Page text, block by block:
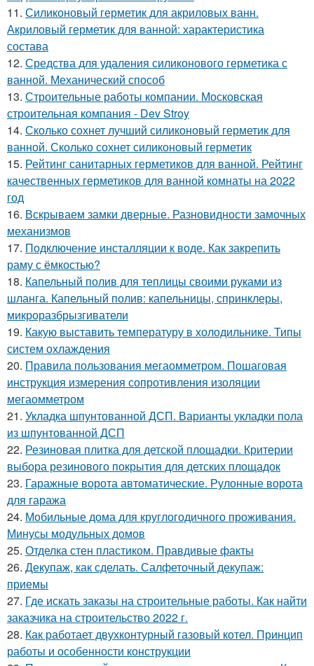
11. Силиконовый герметик для акриловых ванн.
Акриловый герметик для ванной: характеристика
состава
12. Средства для удаления силиконового герметика с
ванной. Механический способ
13. Строительные работы компании. Московская
строительная компания - Dev Stroy
14. Сколько сохнет лучший силиконовый герметик для
ванной. Сколько сохнет силиконовый герметик
15. Рейтинг санитарных герметиков для ванной. Рейтинг
качественных герметиков для ванной комнаты на 2022
год
16. Вскрываем замки дверные. Разновидности замочных
механизмов
17. Подключение инсталляции к воде. Как закрепить
раму с ёмкостью?
18. Капельный полив для теплицы своими руками из
шланга. Капельный полив: капельницы, спринклеры,
микроразбрызгиватели
19. Какую выставить температуру в холодильнике. Типы
систем охлаждения
20. Правила пользования мегаомметром. Пошаговая
инструкция измерения сопротивления изоляции
мегаомметром
21. Укладка шпунтованной ДСП. Варианты укладки пола
из шпунтованной ДСП
22. Резиновая плитка для детской площадки. Критерии
выбора резинового покрытия для детских площадок
23. Гаражные ворота автоматические. Рулонные ворота
для гаража
24. Мобильные дома для круглогодичного проживания.
Минусы модульных домов
25. Отделка стен пластиком. Правдивые факты
26. Декупаж, как сделать. Салфеточный декупаж:
приемы
27. Где искать заказы на строительные работы. Как найти
заказчика на строительство 2022 г.
28. Как работает двухконтурный газовый котел. Принцип
работы и особенности конструкции